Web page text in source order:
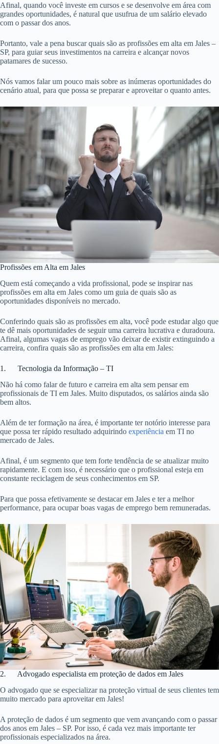
Afinal, quando você investe em cursos e se desenvolve em área com
grandes oportunidades, é natural que usufrua de um salário elevado
com o passar dos anos.
Portanto, vale a pena buscar quais são as profissões em alta em Jales –
SP, para guiar seus investimentos na carreira e alcançar novos
patamares de sucesso.
Nós vamos falar um pouco mais sobre as inúmeras oportunidades do
cenário atual, para que possa se preparar e aproveitar o quanto antes.
Profissões em Alta em Jales
Quem está começando a vida profissional, pode se inspirar nas
profissões em alta em Jales como um guia de quais são as
oportunidades disponíveis no mercado.
Conferindo quais são as profissões em alta, você pode estudar algo que
te dê mais oportunidades de seguir uma carreira lucrativa e duradoura.
Afinal, algumas vagas de emprego vão deixar de existir extinguindo a
carreira, confira quais são as profissões em alta em Jales:
1. Tecnologia da Informação – TI
Não há como falar de futuro e carreira em alta sem pensar em
profissionais de TI em Jales. Muito disputados, os salários ainda são
bem altos.
Além de ter formação na área, é importante ter notório interesse para
que possa ter rápido resultado adquirindo experiência em TI no
mercado de Jales.
Afinal, é um segmento que tem forte tendência de se atualizar muito
rapidamente. E com isso, é necessário que o profissional esteja em
constante reciclagem de seus conhecimentos em SP.
Para que possa efetivamente se destacar em Jales e ter a melhor
performance, para ocupar boas vagas de emprego bem remuneradas.
2. Advogado especialista em proteção de dados em Jales
O advogado que se especializar na proteção virtual de seus clientes tem
muito mercado para aproveitar em Jales!
A proteção de dados é um segmento que vem avançando com o passar
dos anos em Jales – SP. Por isso, é cada vez mais importante ter
profissionais especializados na área.